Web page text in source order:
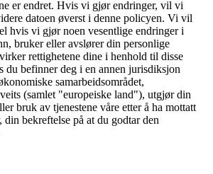
er endret. Hvis vi gjør endringer, vil vi
datoen øverst i denne policyen. Vi vil
hvis vi gjør noen vesentlige endringer i
bruker eller avslører din personlige
rettighetene dine i henhold til disse
du befinner deg i en annen jurisdiksjon
samarbeidsområdet,
(samlet "europeiske land"), utgjør din
bruk av tjenestene våre etter å ha mottatt
din bekreftelse på at du godtar den